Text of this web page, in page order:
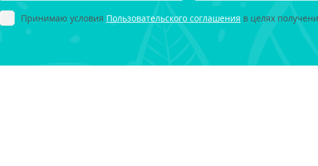
Принимаю условия Пользовательского соглашения в целях